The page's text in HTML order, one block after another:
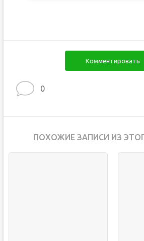
Комментировать
0
ПОХОЖИЕ ЗАПИСИ ИЗ